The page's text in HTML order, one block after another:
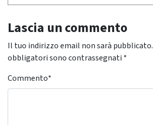
Lascia un commento
Il tuo indirizzo email non sarà pubblicato.
obbligatori sono contrassegnati *
Commento*